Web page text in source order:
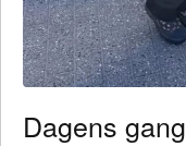
Dagens